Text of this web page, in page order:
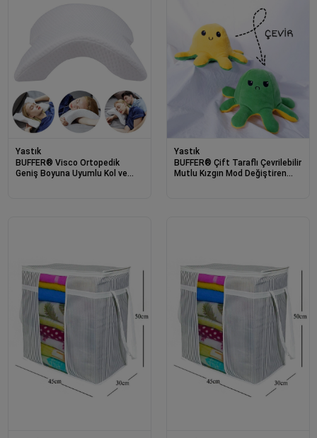
Yastık
BUFFER® Visco Ortopedik
Geniş Boyuna Uyumlu Kol ve
Yastık
BUFFER® Çift Taraflı Çevrilebilir
Mutlu Kızgın Mod Değiştiren